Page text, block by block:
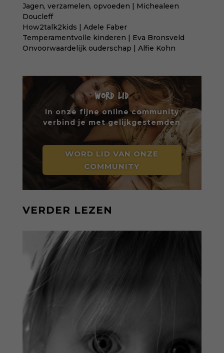
Jagen, verzamelen, opvoeden | Michealeen
Doucleff
How2talk2kids | Adele Faber
Temperamentvolle kinderen | Eva Bronsveld
Onvoorwaardelijk ouderschap | Alfie Kohn
WORD LID
In onze fijne online community
verbind je met gelijkgestemden
WORD LID VAN ONZE
COMMUNITY
VERDER LEZEN